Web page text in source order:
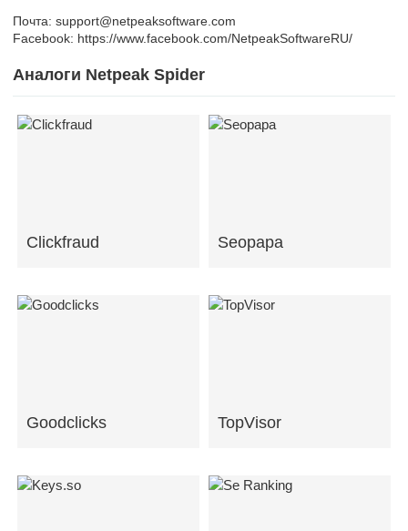
Почта: support@netpeaksoftware.com
Facebook: https://www.facebook.com/NetpeakSoftwareRU/
Аналоги Netpeak Spider
Clickfraud Seopapa
Goodclicks TopVisor